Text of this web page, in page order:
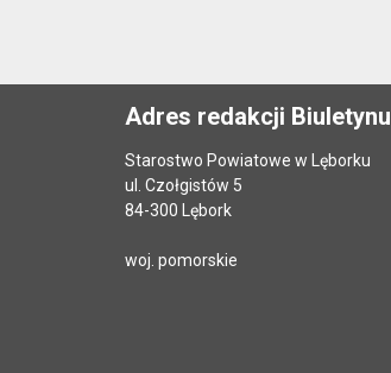
Adres redakcji Biuletynu
Starostwo Powiatowe w Lęborku
ul. Czołgistów 5
84-300 Lębork
woj. pomorskie